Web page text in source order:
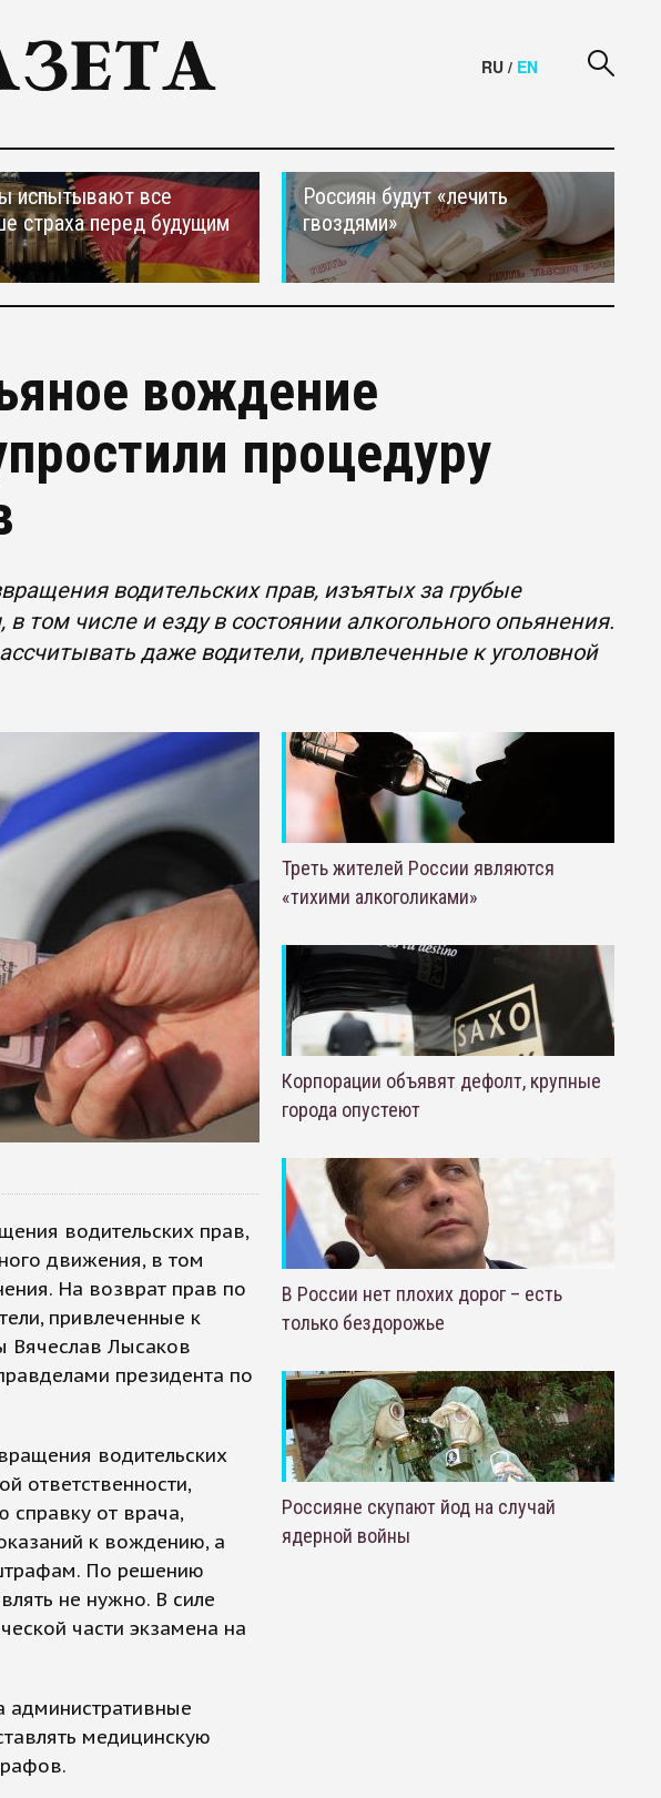
RU / EN
испытывают все
страха перед будущим
Россиян будут «лечить
гвоздями»
вождение
процедуру
водительских прав, изъятых за грубые
том числе и езду в состоянии алкогольного опьянения.
даже водители, привлеченные к уголовной
водительских прав,
движения, в том
На возврат прав по
привлеченные к
Вячеслав Лысаков
президента по
водительских
ответственности,
справку от врача,
к вождению, а
По решению
не нужно. В силе
части экзамена на
административные
медицинскую
Треть жителей России являются
«тихими алкоголиками»
Корпорации объявят дефолт, крупные
города опустеют
В России нет плохих дорог – есть
только бездорожье
Россияне скупают йод на случай
ядерной войны